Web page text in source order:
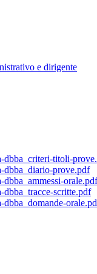
e dirigente
dbba_criteri-titoli-
dbba_diario-prove.pdf
orale.pdf
scritte.pdf